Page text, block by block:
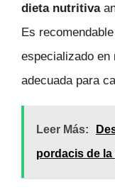
dieta nutritiva
Es
especializado en
adecuada para
Leer Más:
pordacis de